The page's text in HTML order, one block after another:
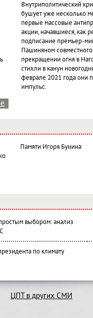
Внутриполитический
бушует уже несколько
первые массовые
акции, начавшиеся, как
подписание премьер-
Пашиняном
прекращении огня в
стихли в канун
феврале 2021 года они
импульс.
Памяти Игоря Бунина
выбором: анализ
по климату
ЦПТ в других СМИ